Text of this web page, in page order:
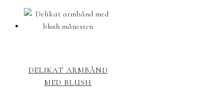
var:
749,00 kr..
er:
DELIKAT ARMBÅND
MED BLUSH